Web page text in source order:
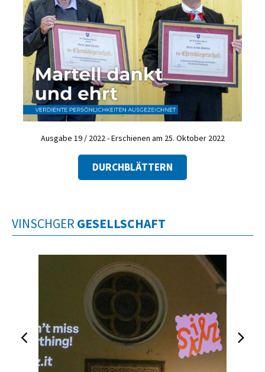
Ausgabe 19 / 2022 - Erschienen am 25. Oktober 2022
DURCHBLÄTTERN
VINSCHGER GESELLSCHAFT